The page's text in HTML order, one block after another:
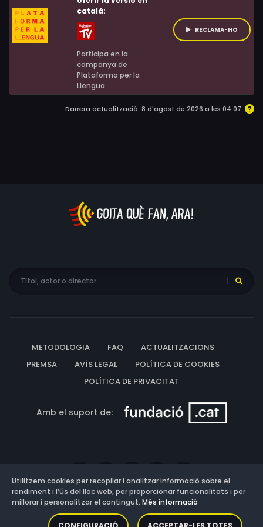
català:
Participa en la
campanya de
Plataforma per la
Llengua.
RECLAMA-HO
Darrera actualització: 8 d'agost de 2026 a les 04:07
METODOLOGIA FAQ
ACTUALITZACIONS
PREMSA
AVÍS LEGAL
POLÍTICA DE COOKIES
POLÍTICA DE PRIVACITAT
Amb el suport de:
Versió: 3.13.0.202607011342
Utilitzem cookies per recopilar i analitzar informació sobre el
rendiment i l’ús del lloc web, per proporcionar funcionalitats i per
millorar i personalitzar el contingut. Més informació